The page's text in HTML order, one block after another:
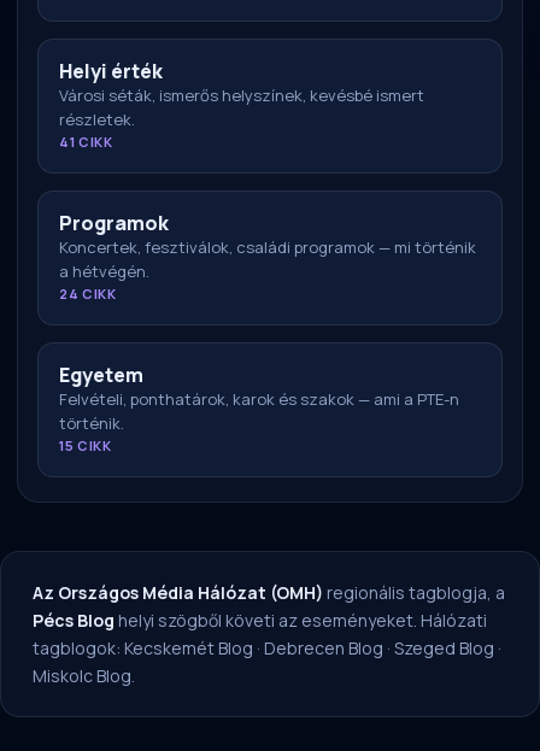
Helyi érték
Városi séták, ismerős helyszínek, kevésbé ismert
részletek.
41 CIKK
Programok
Koncertek, fesztiválok, családi programok — mi történik
a hétvégén.
24 CIKK
Egyetem
Felvételi, ponthatárok, karok és szakok — ami a PTE-n
történik.
15 CIKK
Az Országos Média Hálózat (OMH) regionális tagblogja, a
Pécs Blog helyi szögből követi az eseményeket. Hálózati
tagblogok: Kecskemét Blog · Debrecen Blog · Szeged Blog ·
Miskolc Blog